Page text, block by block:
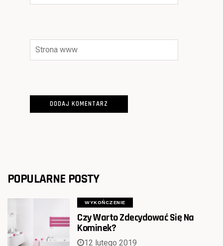
POPULARNE POSTY
WYKOŃCZENIE
Czy Warto Zdecydować Się Na
Kominek?
12 lutego 2019